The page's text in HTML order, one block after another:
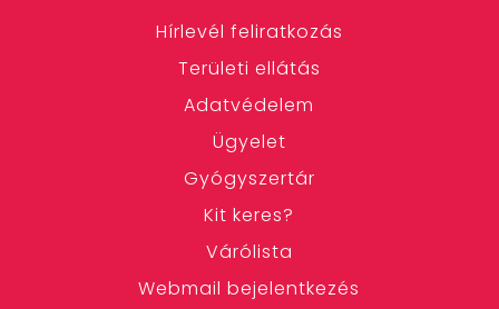
Hírlevél feliratkozás
Területi ellátás
Adatvédelem
Ügyelet
Gyógyszertár
Kit keres?
Várólista
Webmail bejelentkezés